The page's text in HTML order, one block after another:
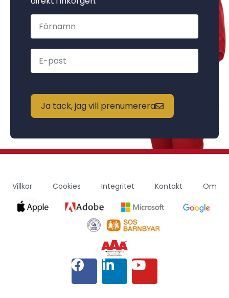
Ja tack, jag vill prenumerera
Villkor Cookies Integritet Kontakt Om